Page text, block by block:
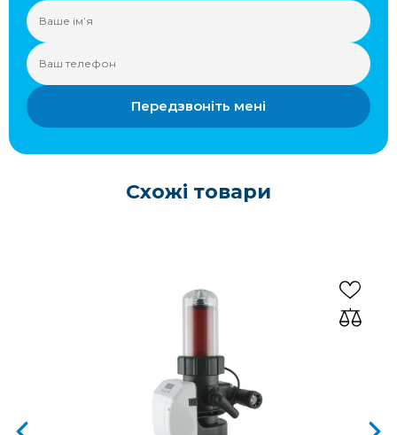
Передзвоніть мені
Схожі товари